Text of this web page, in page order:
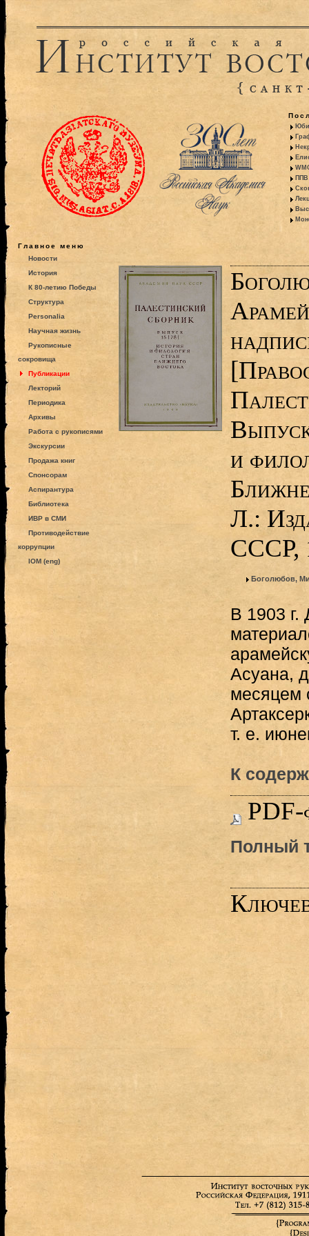
ППВ
Главное меню
Новости
История
К 80-летию Победы
Структура
Personalia
Научная жизнь
Рукописные
сокровища
Публикации
Лекторий
Периодика
Архивы
Работа с рукописями
Экскурсии
Продажа книг
Спонсорам
Аспирантура
Библиотека
ИВР в СМИ
Противодействие
коррупции
IOM (eng)
и
Л.:
СССР,
Боголюбов,
В 1903 г.
Асуана,
месяцем
т. е.
К
PDF-
Полный